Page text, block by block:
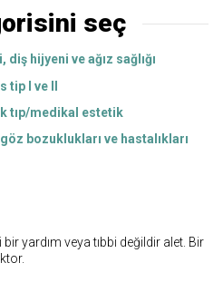
seç
hijyeni ve ağız sağlığı
tip I ve II
tıp/medikal estetik
bozuklukları ve hastalıkları
yardım veya tıbbi değildir alet. Bir